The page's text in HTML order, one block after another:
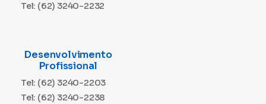
Tel: (62) 3240-2232
Desenvolvimento
Profissional
Tel: (62) 3240-2203
Tel: (62) 3240-2238